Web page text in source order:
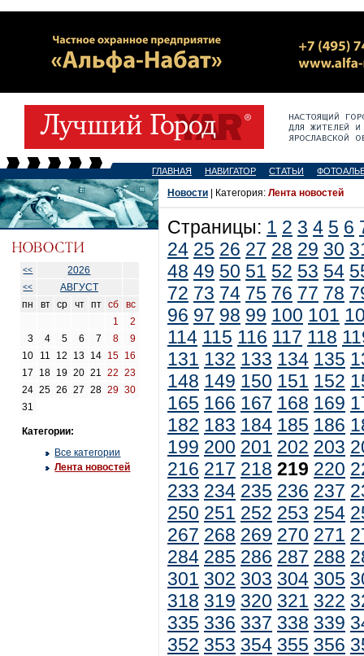
ГЛАВНАЯ НАВИГАТОР СТАТЬИ
<< 2026
<<
АВГУСТ
пн
вт ср чт пт сб
вс
1
2
3
4 5 6 7 8
9
10
11 12 13 14 15 16
17
18 19 20 21 22
23
24 25 26 27 28 29 30
31
Категории:
Все категории
Лента новостей
Новости | Категория: Лента новостей
Страницы: 1 2 3 4 5 6
24 25 26 27 28 29 30
48 49 50 51 52 53 54
72 73 74 75 76 77 78
96 97 98 99 100 101
114 115 116 117 118
131 132 133 134 135
148 149 150 151 152
165 166 167 168 169
182 183 184 185 186
199 200 201 202 203
216 217 218 219 220
233 234 235 236 237
250 251 252 253 254
267 268 269 270 271
284 285 286 287 288
301 302 303 304 305
318 319 320 321 322
335 336 337 338 339
352 353 354 355 356